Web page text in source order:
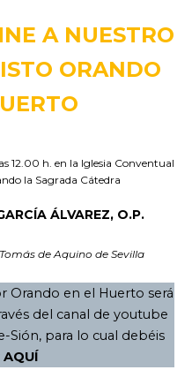
A NUESTRO
ORANDO
12.00 h. en la Iglesia Conventual
la Sagrada Cátedra
ÁLVAREZ, O.P.
de Aquino de Sevilla
Orando en el Huerto será
del canal de youtube
para lo cual debéis
AQUÍ